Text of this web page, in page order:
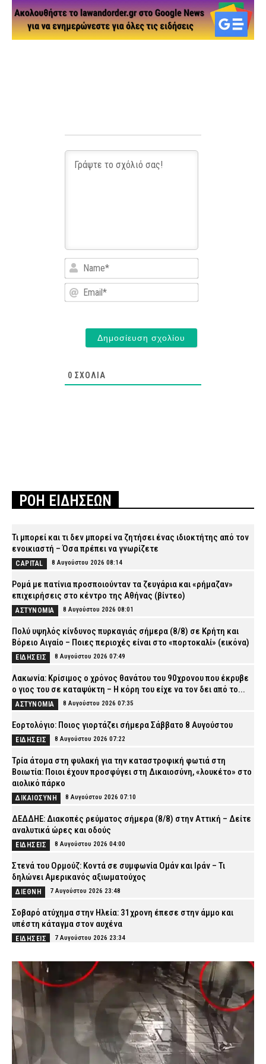
Name*
Email*
0 ΣΧΌΛΙΑ
ΡΟΗ ΕΙΔΗΣΕΩΝ
Τι μπορεί και τι δεν μπορεί να ζητήσει ένας ιδιοκτήτης από τον
ενοικιαστή – Όσα πρέπει να γνωρίζετε
CAPITAL 8 Αυγούστου 2026 08:14
Ρομά με πατίνια προσποιούνταν τα ζευγάρια και «ρήμαζαν»
επιχειρήσεις στο κέντρο της Αθήνας (βίντεο)
ΑΣΤΥΝΟΜΙΑ 8 Αυγούστου 2026 08:01
Πολύ υψηλός κίνδυνος πυρκαγιάς σήμερα (8/8) σε Κρήτη και
Βόρειο Αιγαίο – Ποιες περιοχές είναι στο «πορτοκαλί» (εικόνα)
ΕΙΔΗΣΕΙΣ 8 Αυγούστου 2026 07:49
Λακωνία: Κρίσιμος ο χρόνος θανάτου του 90χρονου που έκρυβε
ο γιος του σε καταψύκτη – Η κόρη του είχε να τον δει από το...
ΑΣΤΥΝΟΜΙΑ 8 Αυγούστου 2026 07:35
Εορτολόγιο: Ποιος γιορτάζει σήμερα Σάββατο 8 Αυγούστου
ΕΙΔΗΣΕΙΣ 8 Αυγούστου 2026 07:22
Τρία άτομα στη φυλακή για την καταστροφική φωτιά στη
Βοιωτία: Ποιοι έχουν προσφύγει στη Δικαιοσύνη, «λουκέτο» στο
αιολικό πάρκο
ΔΙΚΑΙΟΣΥΝΗ 8 Αυγούστου 2026 07:10
ΔΕΔΔΗΕ: Διακοπές ρεύματος σήμερα (8/8) στην Αττική – Δείτε
αναλυτικά ώρες και οδούς
ΕΙΔΗΣΕΙΣ 8 Αυγούστου 2026 04:00
Στενά του Ορμούζ: Κοντά σε συμφωνία Ομάν και Ιράν – Τι
δηλώνει Αμερικανός αξιωματούχος
ΔΙΕΘΝΗ 7 Αυγούστου 2026 23:48
Σοβαρό ατύχημα στην Ηλεία: 31χρονη έπεσε στην άμμο και
υπέστη κάταγμα στον αυχένα
ΕΙΔΗΣΕΙΣ 7 Αυγούστου 2026 23:34
Τραγωδίες σε Βόλο, Χαλκίδα και Βούλα: Τρεις ηλικιωμένοι
έχασαν τη ζωή τους στη θάλασσα
ΕΙΔΗΣΕΙΣ 7 Αυγούστου 2026 23:19
Χανιά: Αστυνομικοί παρίσταναν τους τουρίστες και συνέλαβαν
παρκαδόρο – Πήρε τη θέση του ο ιδιοκτήτης και συνελήφθη και
αυτός
ΑΣΤΥΝΟΜΙΑ 7 Αυγούστου 2026 23:05